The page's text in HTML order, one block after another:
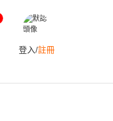
登入/註冊